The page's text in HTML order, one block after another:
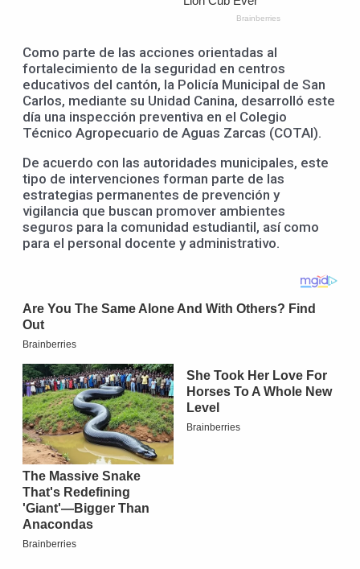
Como parte de las acciones orientadas al
fortalecimiento de la seguridad en centros
educativos del cantón, la Policía Municipal de San
Carlos, mediante su Unidad Canina, desarrolló este
día una inspección preventiva en el Colegio
Técnico Agropecuario de Aguas Zarcas (COTAI).
De acuerdo con las autoridades municipales, este
tipo de intervenciones forman parte de las
estrategias permanentes de prevención y
vigilancia que buscan promover ambientes
seguros para la comunidad estudiantil, así como
para el personal docente y administrativo.